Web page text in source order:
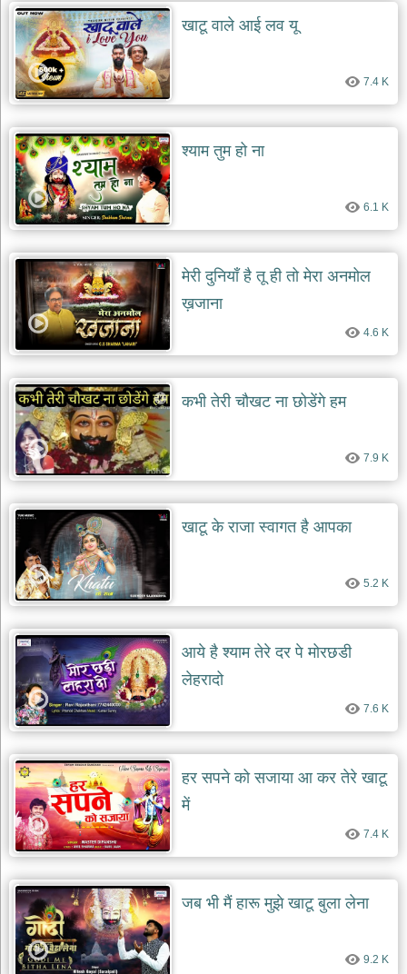
भजन
bhajan
of
the
day
भजन
जोड़ें
add
bhajans
खाटू वाले आई लव यू
7.4 K
श्याम तुम हो ना
6.1 K
मेरी दुनियाँ है तू ही तो मेरा अनमोल
ख़जाना
4.6 K
कभी तेरी चौखट ना छोडेंगे हम
7.9 K
खाटू के राजा स्वागत है आपका
5.2 K
आये है श्याम तेरे दर पे मोरछडी
लेहरादो
7.6 K
हर सपने को सजाया आ कर तेरे खाटू
में
7.4 K
जब भी मैं हारू मुझे खाटू बुला लेना
9.2 K